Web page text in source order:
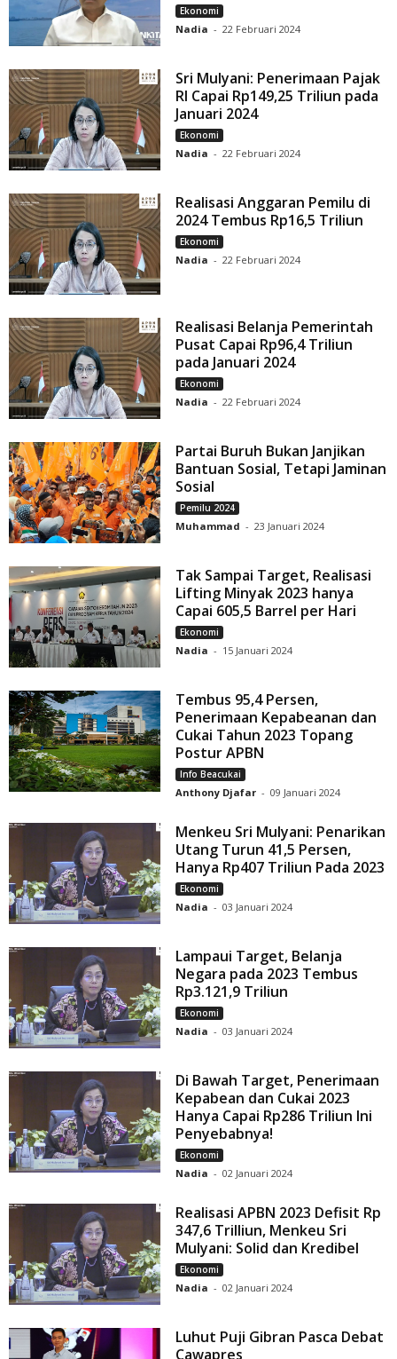
Ekonomi
Nadia - 22 Februari 2024
Sri Mulyani: Penerimaan Pajak
RI Capai Rp149,25 Triliun pada
Januari 2024
Ekonomi
Nadia - 22 Februari 2024
Realisasi Anggaran Pemilu di
2024 Tembus Rp16,5 Triliun
Ekonomi
Nadia - 22 Februari 2024
Realisasi Belanja Pemerintah
Pusat Capai Rp96,4 Triliun
pada Januari 2024
Ekonomi
Nadia - 22 Februari 2024
Partai Buruh Bukan Janjikan
Bantuan Sosial, Tetapi Jaminan
Sosial
Pemilu 2024
Muhammad - 23 Januari 2024
Tak Sampai Target, Realisasi
Lifting Minyak 2023 hanya
Capai 605,5 Barrel per Hari
Ekonomi
Nadia - 15 Januari 2024
Tembus 95,4 Persen,
Penerimaan Kepabeanan dan
Cukai Tahun 2023 Topang
Postur APBN
Info Beacukai
Anthony Djafar - 09 Januari 2024
Menkeu Sri Mulyani: Penarikan
Utang Turun 41,5 Persen,
Hanya Rp407 Triliun Pada 2023
Ekonomi
Nadia - 03 Januari 2024
Lampaui Target, Belanja
Negara pada 2023 Tembus
Rp3.121,9 Triliun
Ekonomi
Nadia - 03 Januari 2024
Di Bawah Target, Penerimaan
Kepabean dan Cukai 2023
Hanya Capai Rp286 Triliun Ini
Penyebabnya!
Ekonomi
Nadia - 02 Januari 2024
Realisasi APBN 2023 Defisit Rp
347,6 Trilliun, Menkeu Sri
Mulyani: Solid dan Kredibel
Ekonomi
Nadia - 02 Januari 2024
Luhut Puji Gibran Pasca Debat
Cawapres